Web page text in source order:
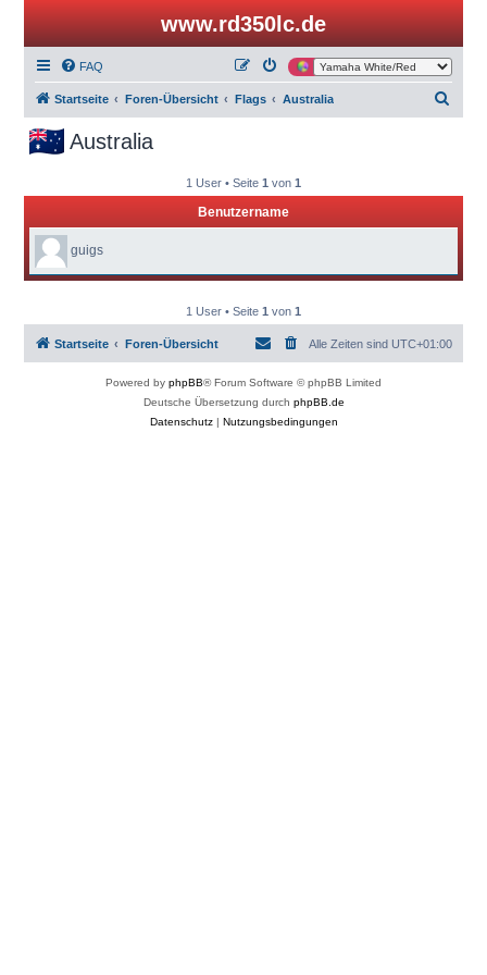
www.rd350lc.de
FAQ
Startseite Foren-Übersicht Flags Australia
Australia
1 User • Seite 1 von 1
Benutzername
guigs
1 User • Seite 1 von 1
Startseite Foren-Übersicht Alle Zeiten sind UTC+01:00
Powered by phpBB® Forum Software © phpBB Limited
Deutsche Übersetzung durch phpBB.de
Datenschutz| Nutzungsbedingungen